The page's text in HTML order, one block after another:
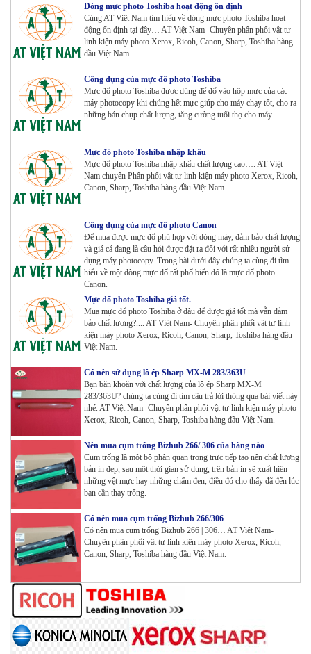
Máy Photocopy màu Toshiba E-Studio 5015AC Renew
Máy Photocopy KONICA MINOLTA Bizhub 367 Renew
Bộ Mực 4 màu Konica Minolta Bizhub C1085 | 6085 |
6110 | C1100 _Bộ 4 màu _ Trọng lượng 1645g ZIN
Tham Khảo
Máy Photocopy Ricoh MP 7503 Renew
Tham Khảo
Máy photocopy Ricoh IM 7000
Tham Khảo
Máy in Laser Đơn năng G&G P2022W_in Wifi
Tham Khảo
Máy in Laser Đơn năng G&G GP4200DW in Đảo mặt ,
Wifi
Tham Khảo
Máy in Laser Đơn năng G&G GP3300DW in Đảo mặt ,
Tham Khảo
Máy in Đa chức năng G&G GM3310DW in , scan ,
Copy , Wifi , Lan
Tham Khảo
Mực ống Ricoh MP 3554 _MP 2554 | 2555 | 3054 |
3554 | 3055 | 3555 | 4054 | 5054 | 6054 | 4055 | 5055 |
6055 | IM 2500 | IM 3000 | IM 3500 | IM 4000 | IM
5000 | IM 6000_ MP3554_700G_BIASDO
Dòng mực photo Toshiba hoạt động ổn định
Cùng AT Việt Nam tìm hiểu về dòng mực photo Toshiba hoạt
động ổn định tại đây… AT Việt Nam- Chuyên phân phối vật tư
linh kiện máy photo Xerox, Ricoh, Canon, Sharp, Toshiba hàng
đầu Việt Nam.
Công dụng của mực đổ photo Toshiba
Mực đổ photo Toshiba được dùng để đổ vào hộp mực của các
máy photocopy khi chúng hết mực giúp cho máy chạy tốt, cho ra
những bản chụp chất lượng, tăng cường tuổi thọ cho máy
Mực đổ photo Toshiba nhập khẩu
Mực đổ photo Toshiba nhập khẩu chất lượng cao…. AT Việt
Nam chuyên Phân phối vật tư linh kiện máy photo Xerox, Ricoh,
Canon, Sharp, Toshiba hàng đầu Việt Nam.
Công dụng của mực đổ photo Canon
Để mua được mực đổ phù hợp với dòng máy, đảm bảo chất lượng
và giá cả đang là câu hỏi được đặt ra đối với rất nhiều người sử
dụng máy photocopy. Trong bài dưới đây chúng ta cùng đi tìm
hiểu về một dòng mực đổ rất phổ biến đó là mực đổ photo
Canon.
Mực đổ photo Toshiba giá tốt.
Mua mực đổ photo Toshiba ở đâu để được giá tốt mà vẫn đảm
bảo chất lượng?.... AT Việt Nam- Chuyên phân phối vật tư linh
kiện máy photo Xerox, Ricoh, Canon, Sharp, Toshiba hàng đầu
Việt Nam.
Có nên sử dụng lô ép Sharp MX-M 283/363U
Bạn băn khoăn với chất lượng của lô ép Sharp MX-M
283/363U? chúng ta cùng đi tìm câu trả lời thông qua bài viết này
nhé. AT Việt Nam- Chuyên phân phối vật tư linh kiện máy photo
Xerox, Ricoh, Canon, Sharp, Toshiba hàng đầu Việt Nam.
Nên mua cụm trống Bizhub 266/ 306 của hãng nào
Cụm trống là một bộ phận quan trọng trực tiếp tạo nên chất lượng
bản in đẹp, sau một thời gian sử dụng, trên bản in sẽ xuất hiện
những vệt mực hay những chấm đen, điều đó cho thấy đã đến lúc
bạn cần thay trống.
Có nên mua cụm trống Bizhub 266/306
Có nên mua cụm trống Bizhub 266 | 306… AT Việt Nam-
Chuyên phân phối vật tư linh kiện máy photo Xerox, Ricoh,
Canon, Sharp, Toshiba hàng đầu Việt Nam.